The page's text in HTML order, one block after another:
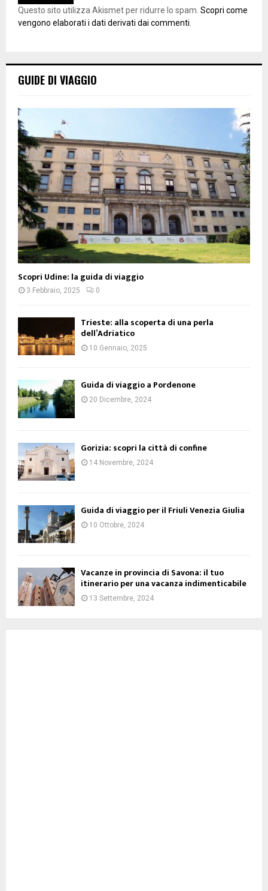
Questo sito utilizza Akismet per ridurre lo spam. Scopri come
vengono elaborati i dati derivati dai commenti.
GUIDE DI VIAGGIO
Scopri Udine: la guida di viaggio
3 Febbraio, 2025 0
Trieste: alla scoperta di una perla
dell’Adriatico
10 Gennaio, 2025
Guida di viaggio a Pordenone
20 Dicembre, 2024
Gorizia: scopri la città di confine
14 Novembre, 2024
Guida di viaggio per il Friuli Venezia Giulia
10 Ottobre, 2024
Vacanze in provincia di Savona: il tuo
itinerario per una vacanza indimenticabile
13 Settembre, 2024